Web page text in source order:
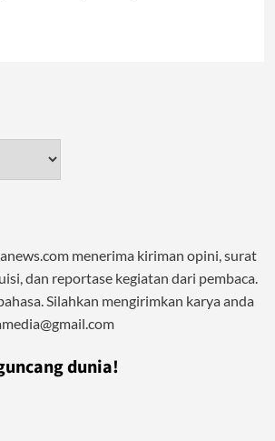
menerima kiriman opini, surat
dan reportase kegiatan dari pembaca.
Silahkan mengirimkan karya anda
dunia!